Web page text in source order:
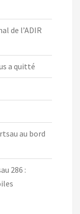
de l’ADIR
a quitté
au bord
286 :